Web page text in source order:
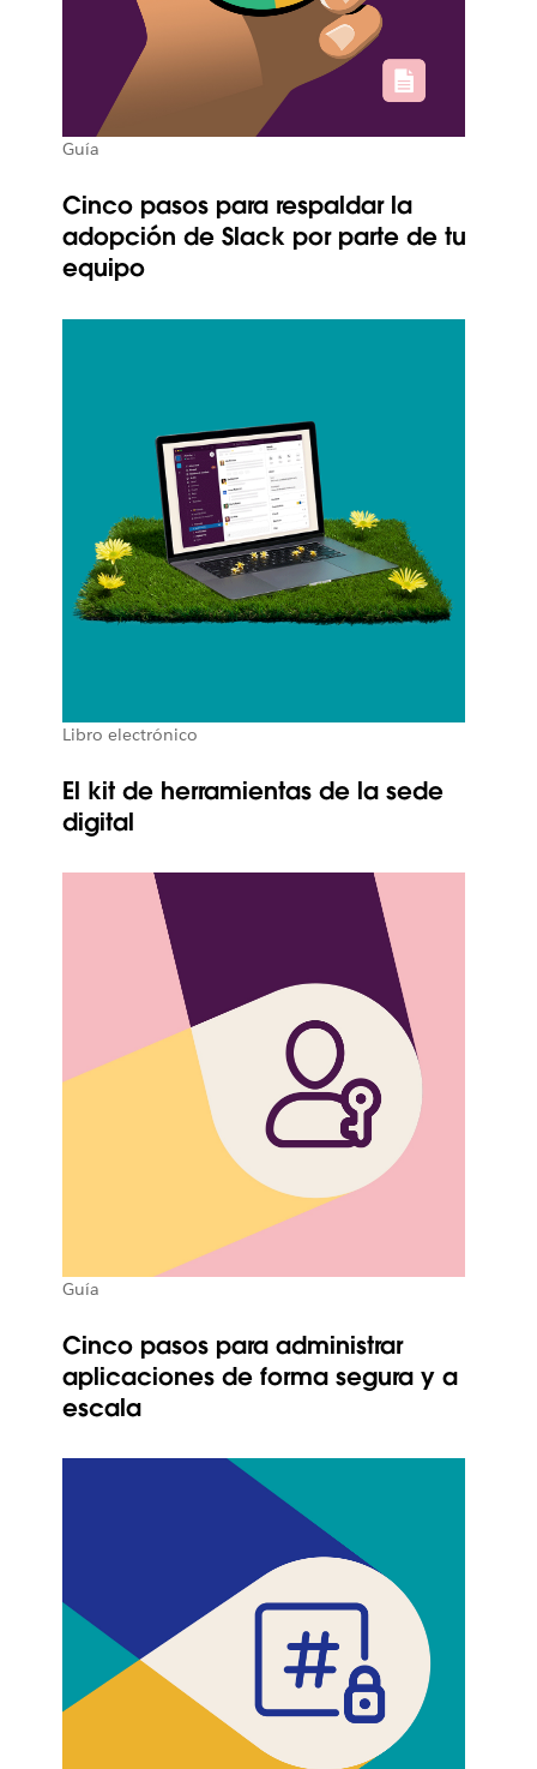
Guía
Cinco pasos para respaldar la
adopción de Slack por parte de tu
equipo
Libro electrónico
El kit de herramientas de la sede
digital
Guía
Cinco pasos para administrar
aplicaciones de forma segura y a
escala